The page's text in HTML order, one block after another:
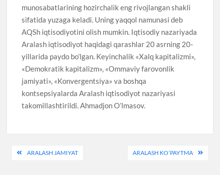
munosabatlarining hozirchalik eng rivojlangan shakli
sifatida yuzaga keladi. Uning yaqqol namunasi deb
AQSh iqtisodiyotini olish mumkin. Iqtisodiy nazariyada
Aralash iqtisodiyot haqidagi qarashlar 20 asrning 20-
yillarida paydo bo’lgan. Keyinchalik «Xalq kapitalizmi»,
«Demokratik kapitalizm», «Ommaviy farovonlik
jamiyati», «Konvergentsiya» va boshqa
kontsepsiyalarda Aralash iqtisodiyot nazariyasi
takomillashtirildi. Ahmadjon O’lmasov.
PostARALASH JAMIYAT ARALASH KO’PAYTMA